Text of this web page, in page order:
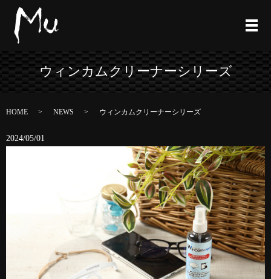
ウィンカムクリーナーシリーズ
HOME NEWS ウィンカムクリーナーシリーズ
2024/05/01